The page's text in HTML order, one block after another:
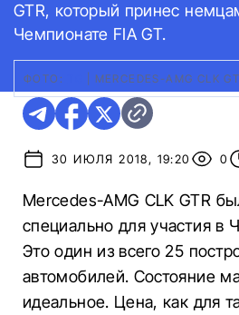
GTR, который принес
Чемпионате FIA GT.
ФОТО: MERCEDES-AMG CLK
30 ИЮЛЯ 2018, 19:20 0
Mercedes-AMG CLK GTR
специально для участия в
Это один из всего 25
автомобилей. Состояние
идеальное. Цена, как для